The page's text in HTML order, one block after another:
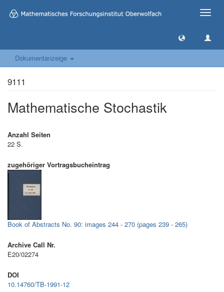
Toggle
Dokumentanzeige
9111
Mathematische Stochastik
Anzahl Seiten
22 S.
zugehöriger Vortragsbucheintrag
Book of Abstracts No. 90: images 244 - 270 (pages 239 - 265)
Archive Call Nr.
E20/02274
DOI
10.14760/TB-1991-12